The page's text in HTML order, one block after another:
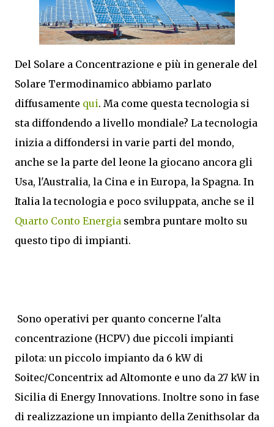
Del Solare a Concentrazione e più in generale del
Solare Termodinamico abbiamo parlato
diffusamente qui. Ma come questa tecnologia si
sta diffondendo a livello mondiale? La tecnologia
inizia a diffondersi in varie parti del mondo,
anche se la parte del leone la giocano ancora gli
Usa, l'Australia, la Cina e in Europa, la Spagna. In
Italia la tecnologia e poco sviluppata, anche se il
Quarto Conto Energia sembra puntare molto su
questo tipo di impianti.
Sono operativi per quanto concerne l'alta
concentrazione (HCPV) due piccoli impianti
pilota: un piccolo impianto da 6 kW di
Soitec/Concentrix ad Altomonte e uno da 27 kW in
Sicilia di Energy Innovations. Inoltre sono in fase
di realizzazione un impianto della Zenithsolar da